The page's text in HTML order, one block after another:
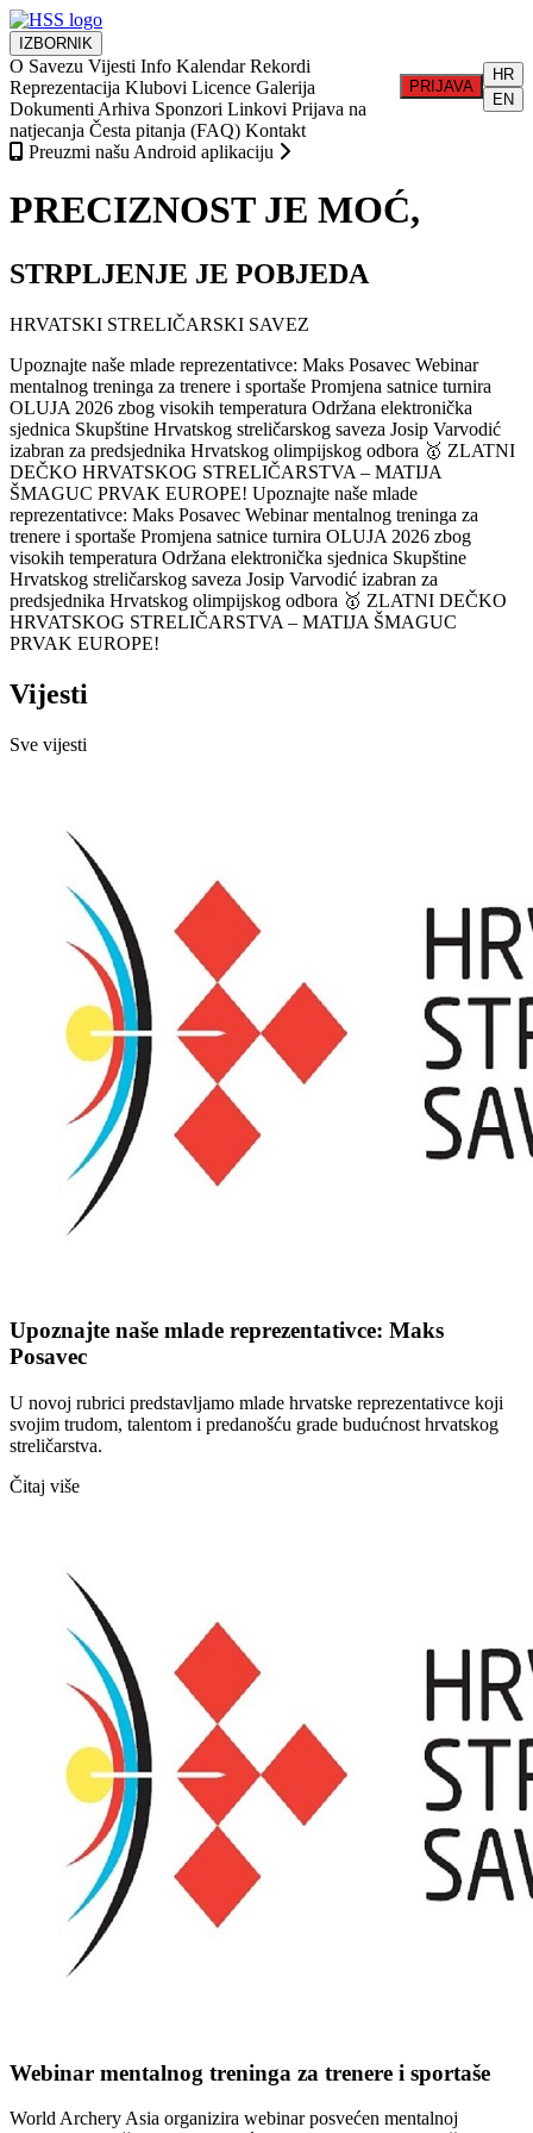
IZBORNIK
O Savezu Vijesti Info Kalendar Rekordi
Reprezentacija Klubovi Licence Galerija
Dokumenti Arhiva Sponzori Linkovi Prijava na
natjecanja Česta pitanja (FAQ) Kontakt
PRIJAVA
HR
EN
Preuzmi našu Android aplikaciju
PRECIZNOST JE MOĆ,
STRPLJENJE JE POBJEDA
HRVATSKI STRELIČARSKI SAVEZ
Upoznajte naše mlade reprezentativce: Maks Posavec Webinar
mentalnog treninga za trenere i sportaše Promjena satnice turnira
OLUJA 2026 zbog visokih temperatura Održana elektronička
sjednica Skupštine Hrvatskog streličarskog saveza Josip Varvodić
izabran za predsjednika Hrvatskog olimpijskog odbora 🥇 ZLATNI
DEČKO HRVATSKOG STRELIČARSTVA – MATIJA
ŠMAGUC PRVAK EUROPE! Upoznajte naše mlade
reprezentativce: Maks Posavec Webinar mentalnog treninga za
trenere i sportaše Promjena satnice turnira OLUJA 2026 zbog
visokih temperatura Održana elektronička sjednica Skupštine
Hrvatskog streličarskog saveza Josip Varvodić izabran za
predsjednika Hrvatskog olimpijskog odbora 🥇 ZLATNI DEČKO
HRVATSKOG STRELIČARSTVA – MATIJA ŠMAGUC
PRVAK EUROPE!
Vijesti
Sve vijesti
Upoznajte naše mlade reprezentativce: Maks
Posavec
U novoj rubrici predstavljamo mlade hrvatske reprezentativce koji
svojim trudom, talentom i predanošću grade budućnost hrvatskog
streličarstva.
Čitaj više
Webinar mentalnog treninga za trenere i sportaše
World Archery Asia organizira webinar posvećen mentalnoj